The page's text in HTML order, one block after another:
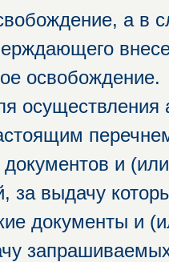
а в
освобождение.
осуществления
документов и
за выдачу
документы и